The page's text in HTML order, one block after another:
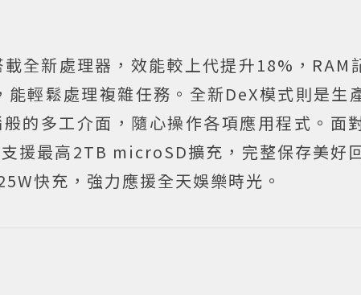
全新處理器，效能較上代提升18%，RAM
能輕鬆處理複雜任務。全新DeX模式則是生
的多工介面，隨心操作各項應用程式。面
援最高2TB microSD擴充，完整保存美好
快充，強力應援全天娛樂時光。